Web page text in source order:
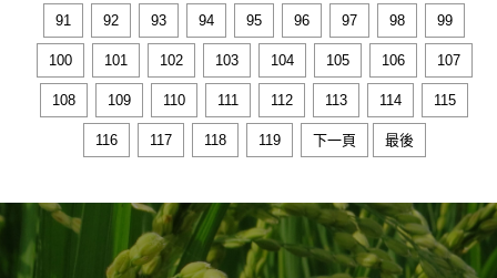
91 92 93 94 95 96 97 98 99
100 101 102 103 104 105 106 107
108 109 110 111 112 113 114 115
116 117 118 119 下一頁 最後